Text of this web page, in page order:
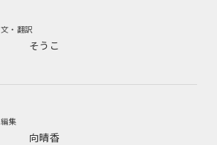
文・翻訳
そうこ
フリーランスライター。英語圏の記事を日本の読
で執筆。ゆで卵が好き。
編集
向晴香